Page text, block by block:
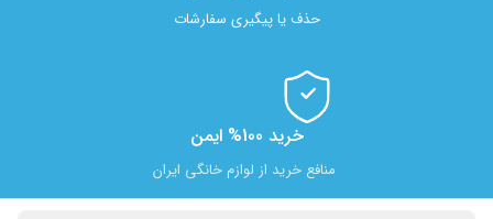
حذف یا پیگیری سفارشات
خرید 100% ایمن
منافع خرید از لوازم خانگی ایران